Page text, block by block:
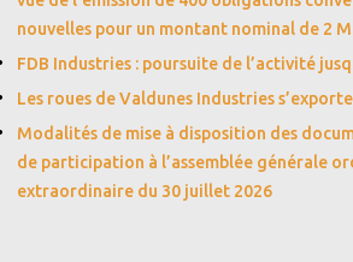
nouvelles pour un montant nominal de 2
FDB Industries : poursuite de l’activité
Les roues de Valdunes Industries
Modalités de mise à disposition des
de participation à l’assemblée générale
extraordinaire du 30 juillet 2026